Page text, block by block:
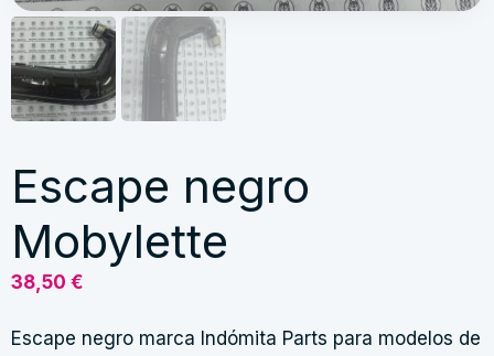
Escape negro
Mobylette
38,50 €
Escape negro marca Indómita Parts para modelos de